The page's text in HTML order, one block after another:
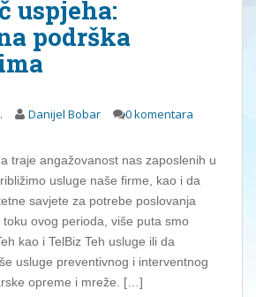
uspjeha:
podrška
Danijel Bobar 0 komentara
traje angažovanost nas zaposlenih u
usluge naše firme, kao i da
savjete za potrebe poslovanja
ovog perioda, više puta smo
kao i TelBiz Teh usluge ili da
usluge preventivnog i interventnog
opreme i mreže. […]